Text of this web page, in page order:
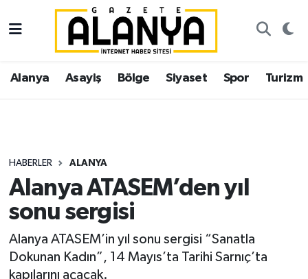
Alanya Asayiş Bölge Siyaset Spor Turizm
HABERLER ALANYA
Alanya ATASEM’den yıl
sonu sergisi
Alanya ATASEM’in yıl sonu sergisi “Sanatla
Dokunan Kadın”, 14 Mayıs’ta Tarihi Sarnıç’ta
kapılarını açacak.
Alanya
Asayiş
Siyaset
Spor
Ekonomi
İstanbul Nöbetçi Eczaneler
İstanbul Hava Durumu
Süper Lig Puan Durumu ve Fikstür
Tüm Manşetler
Son Dakika Haberleri
Haber Arşivi